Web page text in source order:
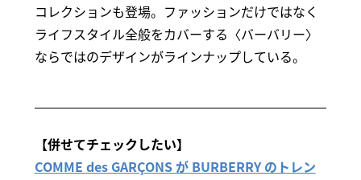
コレクションも登場。ファッションだけではなく
ライフスタイル全般をカバーする〈バーバリー〉
ならではのデザインがラインナップしている。
【併せてチェックしたい】
COMME des GARÇONS が BURBERRY のトレン